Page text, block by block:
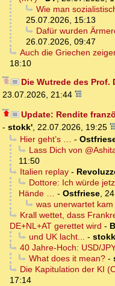
Wie man
25.07.2026, 15:13
Dafür wurden
26.07.2026, 09:47
Auch die Griechen
18:10
Die Wutrede des Prof.
23.07.2026, 21:44
Update: Rendite
- stokk', 22.07.2026, 19:25
Hier geht’s … -
Lass Dich von
11:50
Italien replay-
Dottore: Ich würde
Hände … - Ostfriese,
was unerwartet kam
Krall wettet, dass
DE+NL+AT gerettet wird -
und UK lacht... -
40 Jahre-Hoch: USD/
What does it mean?-
Die Kapitulation der KI
17:14